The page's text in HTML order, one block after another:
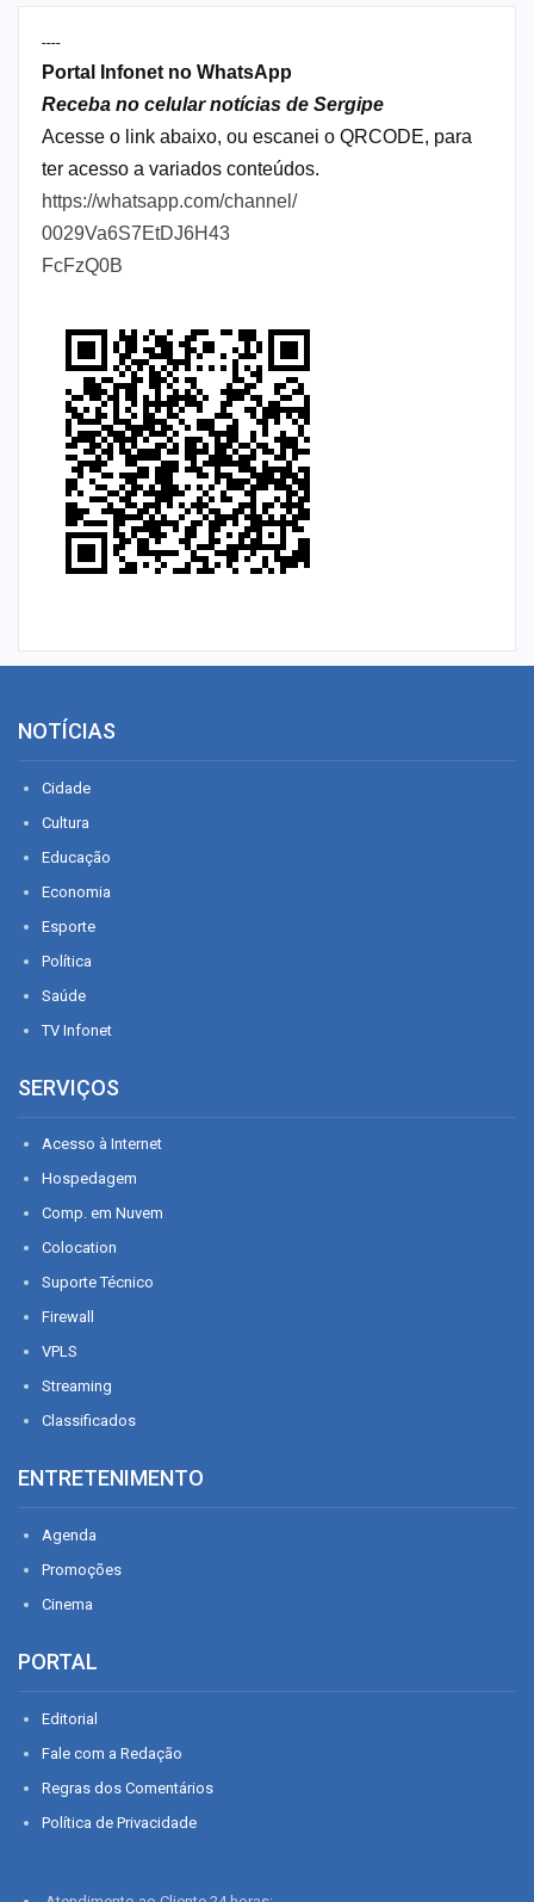
----
Portal Infonet no WhatsApp
Receba no celular notícias de Sergipe
Acesse o link abaixo, ou escanei o QRCODE, para
ter acesso a variados conteúdos.
https://whatsapp.com/channel/
0029Va6S7EtDJ6H43
FcFzQ0B
NOTÍCIAS
Cidade
Cultura
Educação
Economia
Esporte
Política
Saúde
TV Infonet
SERVIÇOS
Acesso à Internet
Hospedagem
Comp. em Nuvem
Colocation
Suporte Técnico
Firewall
VPLS
Streaming
Classificados
ENTRETENIMENTO
Agenda
Promoções
Cinema
PORTAL
Editorial
Fale com a Redação
Regras dos Comentários
Política de Privacidade